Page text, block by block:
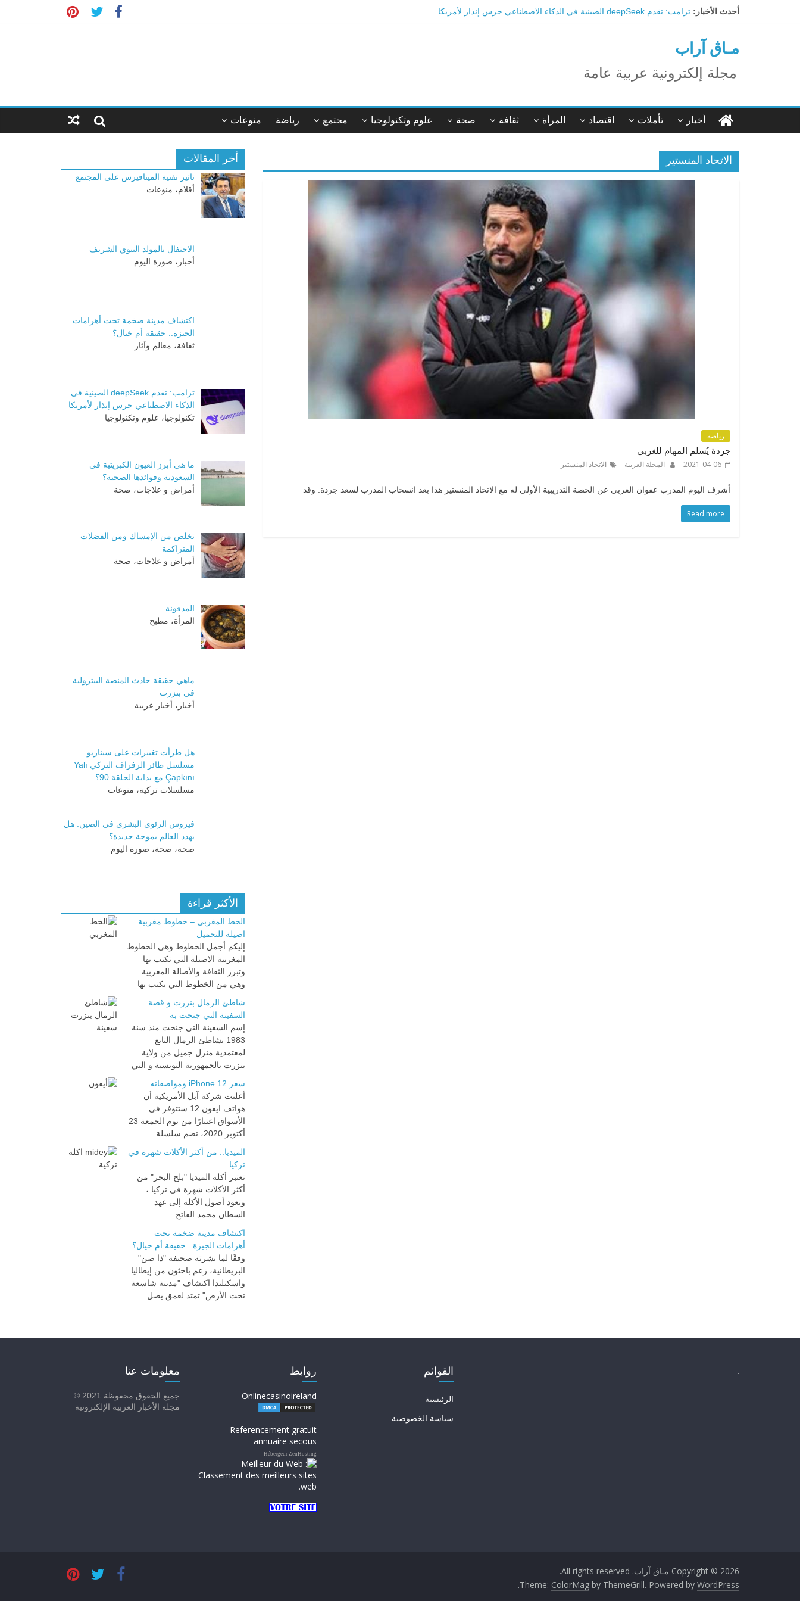
أحدث الأخبار: ترامب: تقدم deepSeek الصينية في الذكاء الاصطناعي جرس إنذار لأمريكا
الاحتفال بالمولد النبوي الشريفمـاڨ آراب
مجلة إلكترونية عربية عامة
أخبار تأملات اقتصاد المرأة ثقافة صحة علوم وتكنولوجيا مجتمع رياضة منوعات
الاتحاد المنستير
رياضة
جردة يُسلم المهام للغربي
2021-04-06
المجلة العربية الاتحاد المنستير
أشرف اليوم المدرب عفوان الغربي عن الحصة التدريبية الأولى له مع الاتحاد المنستير هذا بعد انسحاب المدرب لسعد جردة. وقد
Read more
أخر المقالات
تاثير تقنية الميتافيرس على المجتمع
أقلام، منوعات
الاحتفال بالمولد النبوي الشريف
أخبار، صورة اليوم
اكتشاف مدينة ضخمة تحت أهرامات
الجيزة.. حقيقة أم خيال؟
ثقافة، معالم وآثار
ترامب: تقدم deepSeek الصينية في
الذكاء الاصطناعي جرس إنذار لأمريكا
تكنولوجيا، علوم وتكنولوجيا
ما هي أبرز العيون الكبريتية في
السعودية وفوائدها الصحية؟
أمراض و علاجات، صحة
تخلص من الإمساك ومن الفضلات
المتراكمة
أمراض و علاجات، صحة
المدفونة
المرأة، مطبخ
ماهي حقيقة حادث المنصة البيترولية
في بنزرت
أخبار، أخبار عربية
هل طرأت تغييرات على سيناريو
مسلسل طائر الرفراف التركي Yalı
Çapkını مع بداية الحلقة 90؟
مسلسلات تركية، منوعات
فيروس الرئوي البشري في الصين: هل
يهدد العالم بموجة جديدة؟
صحة، صحة، صورة اليوم
الأكثر قراءة
الخط المغربي – خطوط مغربية
اصيلة للتحميل
إليكم أجمل الخطوط وهي الخطوط
المغربية الاصيلة التي تكتب بها
وتبرز الثقافة والأصالة المغربية
وهي من الخطوط التي يكتب بها
شاطئ الرمال بنزرت و قصة
السفينة التي جنحت به
إسم السفينة التي جنحت منذ سنة
1983 بشاطئ الرمال التابع
لمعتمدية منزل جميل من ولاية
بنزرت بالجمهورية التونسية و التي
سعر iPhone 12 ومواصفاته
أعلنت شركة آبل الأمريكية أن
هواتف ايفون 12 ستتوفر في
الأسواق اعتبارًا من يوم الجمعة 23
أكتوبر 2020، تضم سلسلة
الميديا.. من أكثر الأكلات شهرة في
تركيا
تعتبر أكلة الميديا "بلح البحر" من
أكثر الأكلات شهرة في تركيا ،
وتعود أصول الأكلة إلى عهد
السطان محمد الفاتح
اكتشاف مدينة ضخمة تحت
أهرامات الجيزة.. حقيقة أم خيال؟
وفقًا لما نشرته صحيفة "ذا صن"
البريطانية، زعم باحثون من إيطاليا
واسكتلندا اكتشاف "مدينة شاسعة
تحت الأرض" تمتد لعمق يصل
القوائم
الرئيسية
سياسة الخصوصية
روابط
Onlinecasinoireland
Referencement gratuit
annuaire secous
Hébergeur ZenHosting
معلومات عنا
جميع الحقوق محفوظة 2021 ©
مجلة الأخبار العربية الإلكترونية
Copyright © 2026 مـاڨ آراب. All rights reserved.
Theme: ColorMag by ThemeGrill. Powered by WordPress
.